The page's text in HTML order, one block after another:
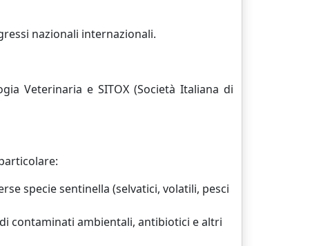
nazionali internazionali.
Veterinaria e SITOX (Società Italiana di
specie sentinella (selvatici, volatili, pesci
contaminati ambientali, antibiotici e altri